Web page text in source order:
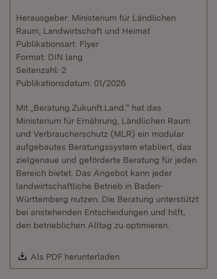
Herausgeber: Ministerium für Ländlichen
Raum, Landwirtschaft und Heimat
Publikationsart: Flyer
Format: DIN lang
Seitenzahl: 2
Publikationsdatum: 01/2026
Mit „Beratung.Zukunft.Land.“ hat das
Ministerium für Ernährung, Ländlichen Raum
und Verbraucherschutz (MLR) ein modular
aufgebautes Beratungssystem etabliert, das
zielgenaue und geförderte Beratung für jeden
Bereich bietet. Das Angebot kann jeder
landwirtschaftliche Betrieb in Baden-
Württemberg nutzen. Die Beratung unterstützt
bei anstehenden Entscheidungen und hilft,
den betrieblichen Alltag zu optimieren.
Download:
Als PDF herunterladen